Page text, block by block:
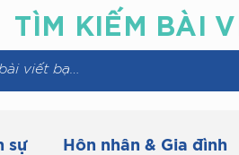
TÌM KIẾM BÀI
sự Hôn nhân & Gia đình